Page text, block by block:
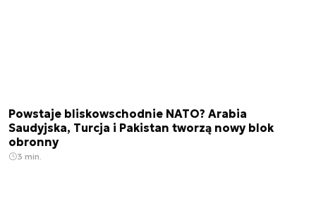
Powstaje bliskowschodnie NATO? Arabia
Saudyjska, Turcja i Pakistan tworzą nowy blok
obronny
3 min.